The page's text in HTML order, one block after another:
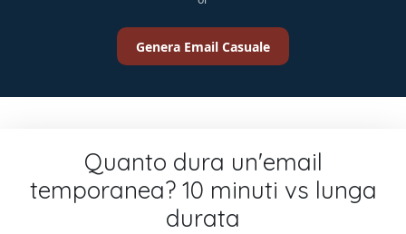
Genera Email Casuale
Quanto dura un'email
temporanea? 10 minuti vs lunga
durata